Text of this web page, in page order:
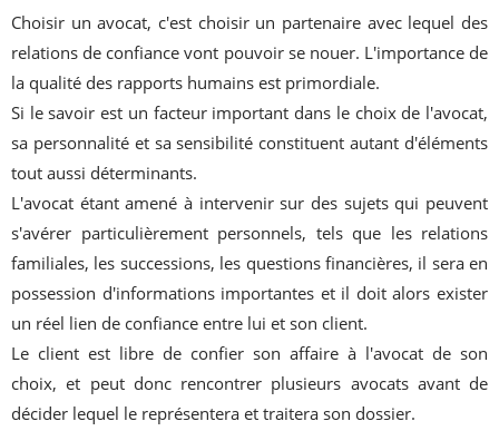
Choisir un avocat, c'est choisir un partenaire avec lequel des
relations de confiance vont pouvoir se nouer. L'importance de
la qualité des rapports humains est primordiale.
Si le savoir est un facteur important dans le choix de l'avocat,
sa personnalité et sa sensibilité constituent autant d'éléments
tout aussi déterminants.
L'avocat étant amené à intervenir sur des sujets qui peuvent
s'avérer particulièrement personnels, tels que les relations
familiales, les successions, les questions financières, il sera en
possession d'informations importantes et il doit alors exister
un réel lien de confiance entre lui et son client.
Le client est libre de confier son affaire à l'avocat de son
choix, et peut donc rencontrer plusieurs avocats avant de
décider lequel le représentera et traitera son dossier.